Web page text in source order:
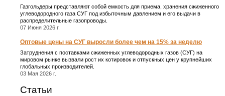
Газгольдеры представляют собой емкость для приема, хранения сжиженного
углеводородного газа СУГ под избыточным давлением и его выдачи в
распределительные газопроводы.
07 Июня 2026 г.
Оптовые цены на СУГ выросли более чем на 15% за неделю
Затруднения с поставками сжиженных углеводородных газов (СУГ) на
мировом рынке вызвали рост их котировок и отпускных цен у крупнейших
глобальных производителей.
03 Мая 2026 г.
Статьи